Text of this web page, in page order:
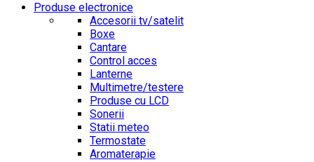
Produse electronice
Accesorii tv/satelit
Boxe
Cantare
Control acces
Lanterne
Multimetre/testere
Produse cu LCD
Sonerii
Statii meteo
Termostate
Aromaterapie